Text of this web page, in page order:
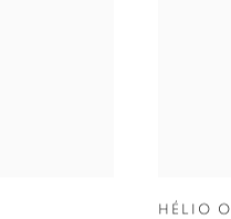
HÉLIO